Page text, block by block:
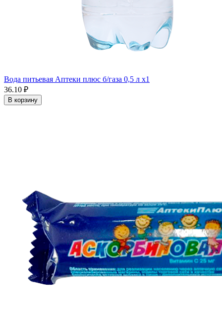
Вода питьевая Аптеки плюс б/газа 0,5 л x1
36.10 ₽
В корзину